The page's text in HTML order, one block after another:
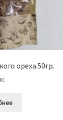
ореха.50гр.